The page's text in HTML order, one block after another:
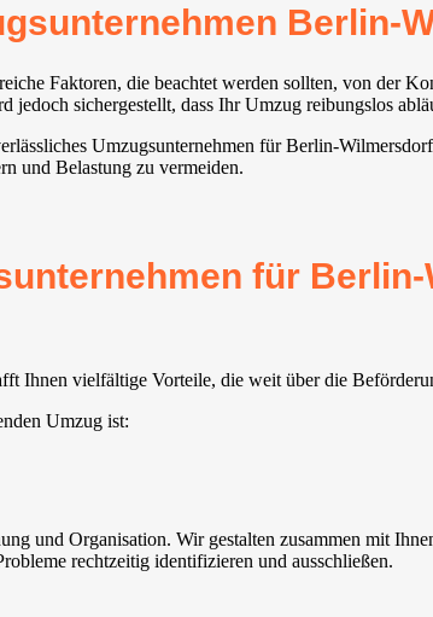
Berlin-
Faktoren, die beachtet werden sollten, von der
sichergestellt, dass Ihr Umzug reibungslos
Umzugsunternehmen für Berlin-
und Belastung zu vermeiden.
für
Ihnen vielfältige Vorteile, die weit über die
Umzug ist:
und Organisation. Wir gestalten zusammen mit
rechtzeitig identifizieren und ausschließen.